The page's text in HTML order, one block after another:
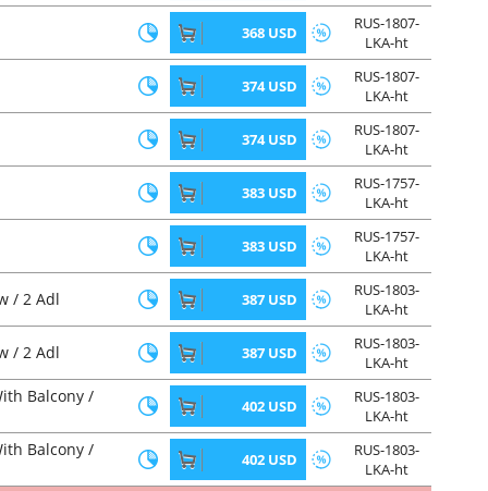
368 USD
RUS-1807-
LKA-ht
374 USD
RUS-1807-
LKA-ht
374 USD
RUS-1807-
LKA-ht
383 USD
RUS-1757-
LKA-ht
383 USD
RUS-1757-
LKA-ht
/ 2 Adl 387 USD
RUS-1803-
LKA-ht
/ 2 Adl 387 USD
RUS-1803-
LKA-ht
Balcony /
402 USD
RUS-1803-
LKA-ht
Balcony /
402 USD
RUS-1803-
LKA-ht